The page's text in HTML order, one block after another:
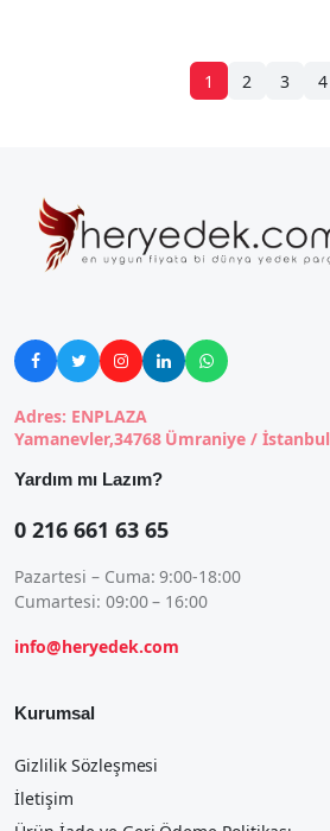
1 2 3 4
    
Adres: ENPLAZA
Yamanevler,34768 Ümraniye / İstanbul
Yardım mı Lazım?
0 216 661 63 65
Pazartesi – Cuma: 9:00-18:00
Cumartesi: 09:00 – 16:00
info@heryedek.com
Kurumsal
Gizlilik Sözleşmesi
İletişim